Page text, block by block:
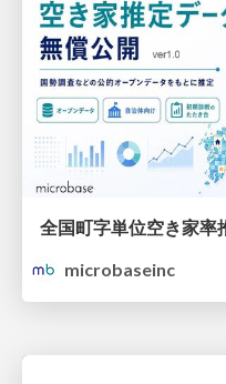
全国町字単位空き家率
microbaseinc